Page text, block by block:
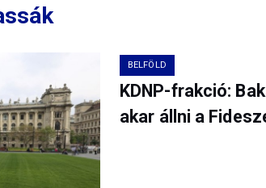
BELFÖLD
KDNP-frakció:
akar állni a